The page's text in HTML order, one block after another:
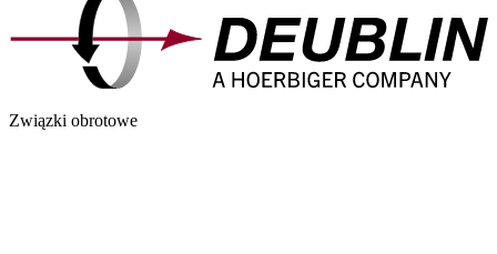
Związki obrotowe